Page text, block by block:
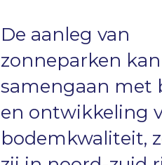
De aanleg van
zonneparken kan
samengaan met
en ontwikkeling
bodemkwaliteit,